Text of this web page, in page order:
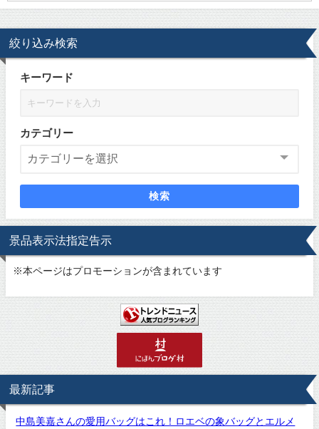
絞り込み検索
キーワード
カテゴリー
検索
景品表示法指定告示
※本ページはプロモーションが含まれています
最新記事
中島美嘉さんの愛用バッグはこれ！ロエベの象バッグとエルメ